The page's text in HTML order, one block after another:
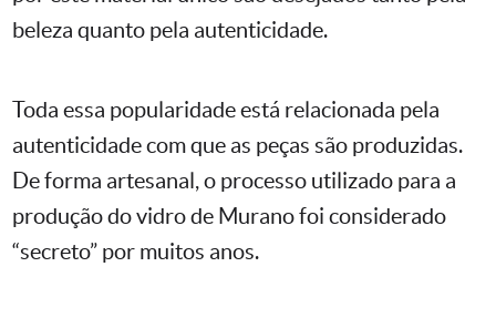
beleza quanto pela autenticidade.
Toda essa popularidade está relacionada pela
autenticidade com que as peças são produzidas.
De forma artesanal, o processo utilizado para a
produção do vidro de Murano foi considerado
“secreto” por muitos anos.